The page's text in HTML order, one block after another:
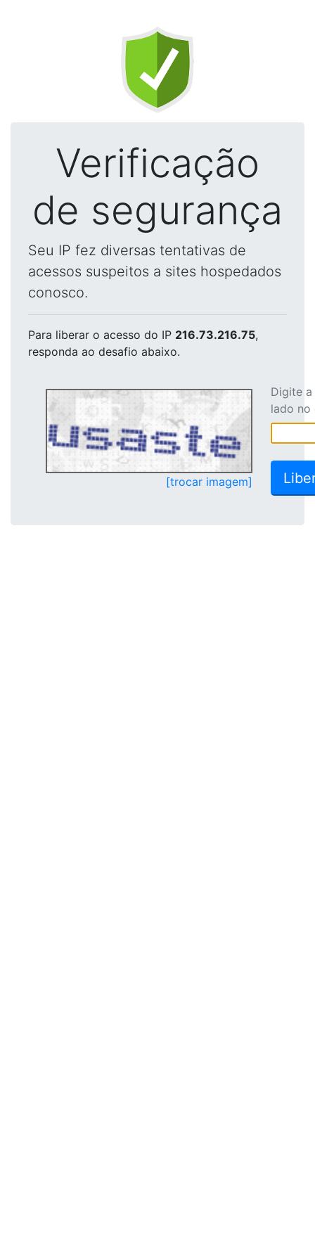
Verificação
de segurança
Seu IP fez diversas tentativas de
acessos suspeitos a sites hospedados
conosco.
Para liberar o acesso do IP 216.73.216.75,
responda ao desafio abaixo.
[trocar imagem]
Digite
lado no